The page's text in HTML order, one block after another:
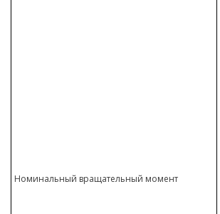
Номинальный вращательный момент